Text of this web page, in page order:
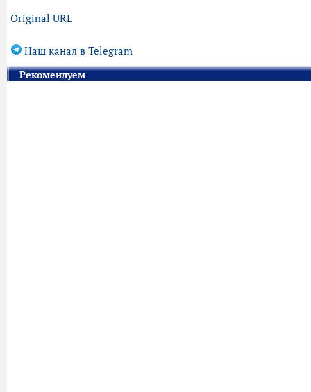
Original URL
Наш канал в Telegram
Рекомендуем